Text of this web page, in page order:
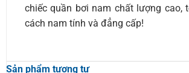
chiếc quần bơi nam chất lượng cao,
cách nam tính và đẳng cấp!
Sản phẩm tương tự